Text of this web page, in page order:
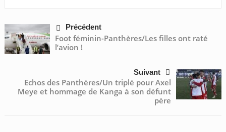
Précédent
Foot féminin-Panthères/Les filles ont raté
l’avion !
Suivant
Echos des Panthères/Un triplé pour Axel
Meye et hommage de Kanga à son défunt
père